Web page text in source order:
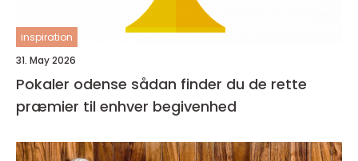
inspiration
31. May 2026
Pokaler odense sådan finder du de rette
præmier til enhver begivenhed